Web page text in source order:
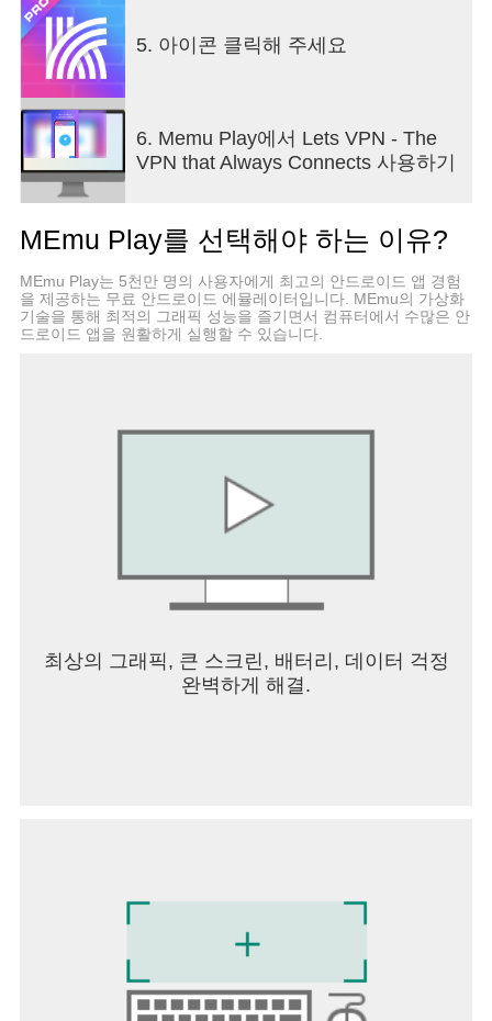
5. 아이콘 클릭해 주세요
6. Memu Play에서 Lets VPN - The
VPN that Always Connects 사용하기
MEmu Play를 선택해야 하는 이유?
MEmu Play는 5천만 명의 사용자에게 최고의 안드로이드 앱 경험
을 제공하는 무료 안드로이드 에뮬레이터입니다. MEmu의 가상화
기술을 통해 최적의 그래픽 성능을 즐기면서 컴퓨터에서 수많은 안
드로이드 앱을 원활하게 실행할 수 있습니다.
최상의 그래픽, 큰 스크린, 배터리, 데이터 걱정
완벽하게 해결.